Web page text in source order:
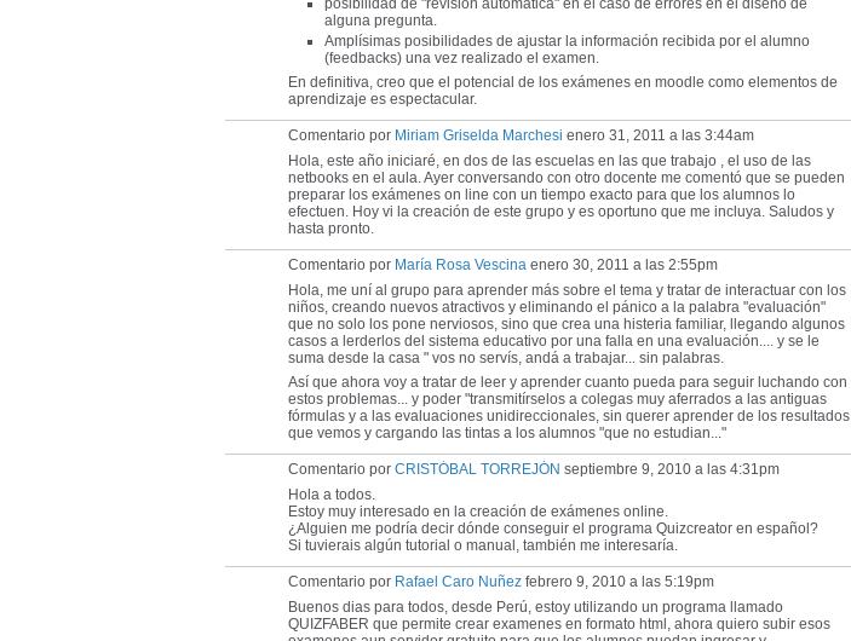
posibilidad de "revisión automática" en el caso de errores en el diseño de
alguna pregunta.
Amplísimas posibilidades de ajustar la información recibida por el alumno
(feedbacks) una vez realizado el examen.
En definitiva, creo que el potencial de los exámenes en moodle como elementos de
aprendizaje es espectacular.
Comentario por Miriam Griselda Marchesi enero 31, 2011 a las 3:44am
Hola, este año iniciaré, en dos de las escuelas en las que trabajo , el uso de las
netbooks en el aula. Ayer conversando con otro docente me comentó que se pueden
preparar los exámenes on line con un tiempo exacto para que los alumnos lo
efectuen. Hoy vi la creación de este grupo y es oportuno que me incluya. Saludos y
hasta pronto.
Comentario por María Rosa Vescina enero 30, 2011 a las 2:55pm
Hola, me uní al grupo para aprender más sobre el tema y tratar de interactuar con los
niños, creando nuevos atractivos y eliminando el pánico a la palabra "evaluación"
que no solo los pone nerviosos, sino que crea una histeria familiar, llegando algunos
casos a lerderlos del sistema educativo por una falla en una evaluación.... y se le
suma desde la casa " vos no servís, andá a trabajar... sin palabras.
Así que ahora voy a tratar de leer y aprender cuanto pueda para seguir luchando con
estos problemas... y poder "transmitírselos a colegas muy aferrados a las antiguas
fórmulas y a las evaluaciones unidireccionales, sin querer aprender de los resultados
que vemos y cargando las tintas a los alumnos "que no estudian..."
Comentario por CRISTÓBAL TORREJÓN septiembre 9, 2010 a las 4:31pm
Hola a todos.
Estoy muy interesado en la creación de exámenes online.
¿Alguien me podría decir dónde conseguir el programa Quizcreator en español?
Si tuvierais algún tutorial o manual, también me interesaría.
Comentario por Rafael Caro Nuñez febrero 9, 2010 a las 5:19pm
Buenos dias para todos, desde Perú, estoy utilizando un programa llamado
QUIZFABER que permite crear examenes en formato html, ahora quiero subir esos